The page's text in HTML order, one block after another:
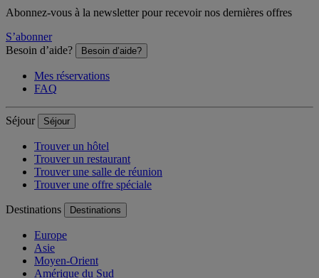
Abonnez-vous à la newsletter pour recevoir nos dernières offres
S’abonner
Besoin d’aide?
Besoin d’aide?
Mes réservations
FAQ
Séjour Séjour
Trouver un hôtel
Trouver un restaurant
Trouver une salle de réunion
Trouver une offre spéciale
Destinations Destinations
Europe
Asie
Moyen-Orient
Amérique du Sud